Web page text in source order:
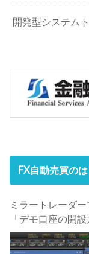
開発型システム
FX自動売買の
ミラートレーダ
「デモ口座の開設